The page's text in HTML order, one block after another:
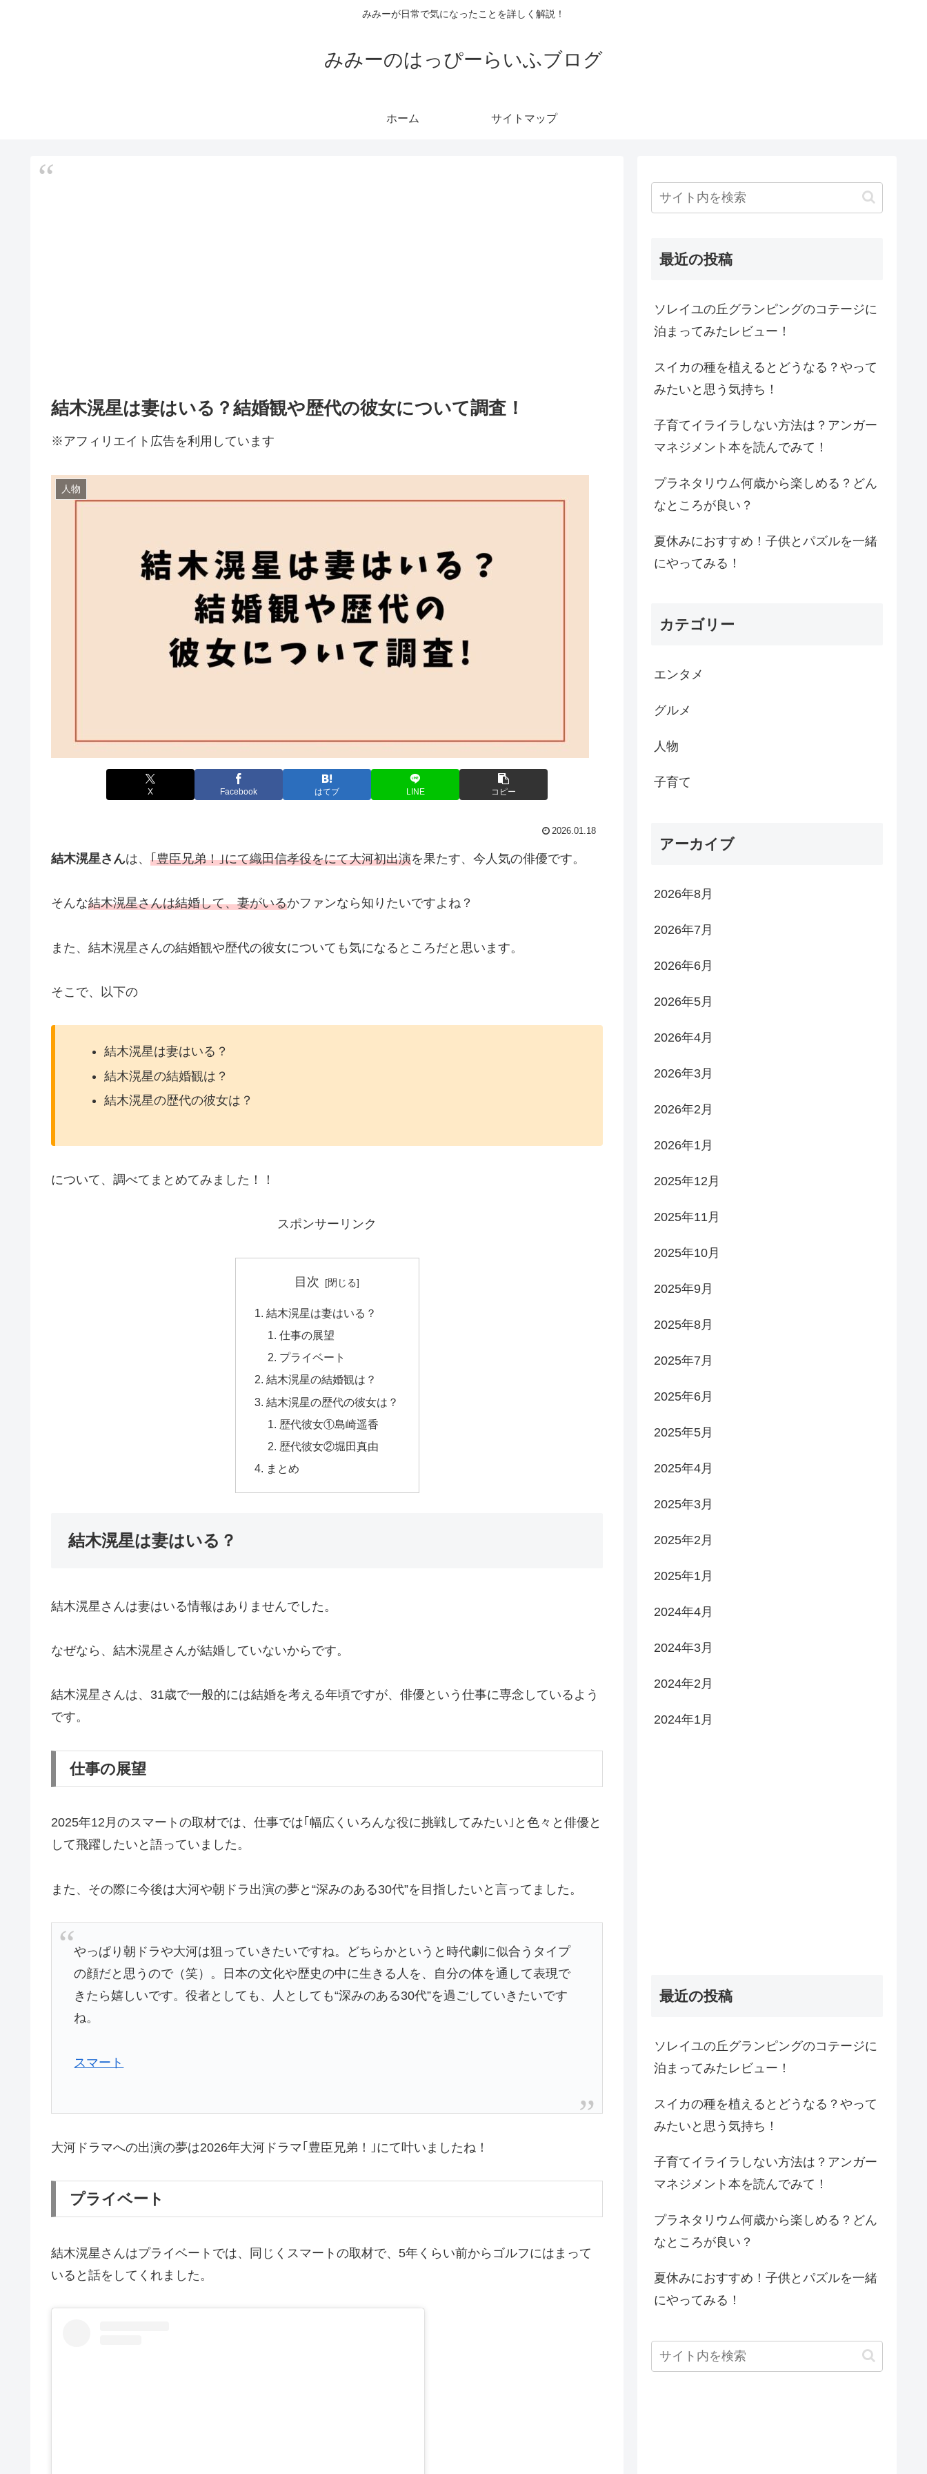
みみーが日常で気になったことを詳しく解説！
みみーのはっぴーらいふブログ
ホーム サイトマップ
結木滉星は妻はいる？結婚観や歴代の彼女について調査！
※アフィリエイト広告を利用しています
人物
X Facebook はてブ LINE コピー
2026.01.18
結木滉星さんは、 ｢豊臣兄弟！｣にて織田信孝役をにて大河初出演を果たす、今人気の俳優です。
そんな結木滉星さんは結婚して、妻がいるかファンなら知りたいですよね？
また、結木滉星さんの結婚観や歴代の彼女についても気になるところだと思います。
そこで、以下の
結木滉星は妻はいる？
結木滉星の結婚観は？
結木滉星の歴代の彼女は？
について、調べてまとめてみました！！
スポンサーリンク
目次
結木滉星は妻はいる？
仕事の展望
プライベート
結木滉星の結婚観は？
結木滉星の歴代の彼女は？
歴代彼女①島崎遥香
歴代彼女②堀田真由
まとめ
結木滉星は妻はいる？
結木滉星さんは妻はいる情報はありませんでした。
なぜなら、結木滉星さんが結婚していないからです。
結木滉星さんは、31歳で一般的には結婚を考える年頃ですが、俳優という仕事に専念しているよう
です。
仕事の展望
2025年12月のスマートの取材では、仕事では｢幅広くいろんな役に挑戦してみたい｣と色々と俳優と
して飛躍したいと語っていました。
また、その際に今後は大河や朝ドラ出演の夢と“深みのある30代”を目指したいと言ってました。
やっぱり朝ドラや大河は狙っていきたいですね。どちらかというと時代劇に似合うタイプ
の顔だと思うので（笑）。日本の文化や歴史の中に生きる人を、自分の体を通して表現で
きたら嬉しいです。役者としても、人としても“深みのある30代”を過ごしていきたいです
ね。
スマート
大河ドラマへの出演の夢は2026年大河ドラマ｢豊臣兄弟！｣にて叶いましたね！
プライベート
結木滉星さんはプライベートでは、同じくスマートの取材で、5年くらい前からゴルフにはまって
いると話をしてくれました。
最近の投稿
ソレイユの丘グランピングのコテージに
泊まってみたレビュー！
スイカの種を植えるとどうなる？やって
みたいと思う気持ち！
子育てイライラしない方法は？アンガー
マネジメント本を読んでみて！
プラネタリウム何歳から楽しめる？どん
なところが良い？
夏休みにおすすめ！子供とパズルを一緒
にやってみる！
カテゴリー
エンタメ
グルメ
人物
子育て
アーカイブ
2026年8月
2026年7月
2026年6月
2026年5月
2026年4月
2026年3月
2026年2月
2026年1月
2025年12月
2025年11月
2025年10月
2025年9月
2025年8月
2025年7月
2025年6月
2025年5月
2025年4月
2025年3月
2025年2月
2025年1月
2024年4月
2024年3月
2024年2月
2024年1月
最近の投稿
ソレイユの丘グランピングのコテージに
泊まってみたレビュー！
スイカの種を植えるとどうなる？やって
みたいと思う気持ち！
子育てイライラしない方法は？アンガー
マネジメント本を読んでみて！
プラネタリウム何歳から楽しめる？どん
なところが良い？
夏休みにおすすめ！子供とパズルを一緒
にやってみる！